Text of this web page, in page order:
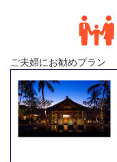
ご夫婦にお勧めプラン